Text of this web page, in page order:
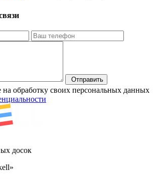
Отправить
на обработку своих персональных данных
досок